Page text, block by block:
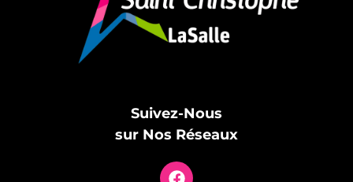
Suivez-Nous
sur Nos Réseaux